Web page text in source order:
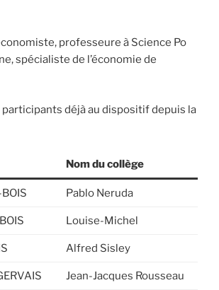
professeure à Science Po
spécialiste de l’économie de
participants déjà au dispositif depuis la
Nom du collège
Pablo Neruda
Louise-Michel
Alfred Sisley
Jean-Jacques Rousseau